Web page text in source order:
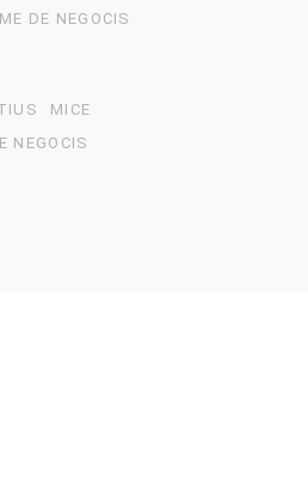
DE NEGOCIS
MICE
NEGOCIS